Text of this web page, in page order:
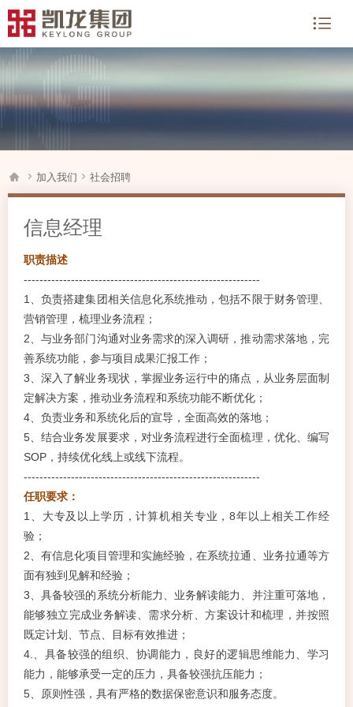

  加入我们  社会招聘
信息经理
职责描述
------------------------------------------------------------
1、负责搭建集团相关信息化系统推动，包括不限于财务管理、
营销管理，梳理业务流程；
2、与业务部门沟通对业务需求的深入调研，推动需求落地，完
善系统功能，参与项目成果汇报工作；
3、深入了解业务现状，掌握业务运行中的痛点，从业务层面制
定解决方案，推动业务流程和系统功能不断优化；
4、负责业务和系统化后的宣导，全面高效的落地；
5、结合业务发展要求，对业务流程进行全面梳理，优化、编写
SOP，持续优化线上或线下流程。
------------------------------------------------------------
任职要求：
1、大专及以上学历，计算机相关专业，8年以上相关工作经
验；
2、有信息化项目管理和实施经验，在系统拉通、业务拉通等方
面有独到见解和经验；
3、具备较强的系统分析能力、业务解读能力、并注重可落地，
能够独立完成业务解读、需求分析、方案设计和梳理，并按照
既定计划、节点、目标有效推进；
4.、具备较强的组织、协调能力，良好的逻辑思维能力、学习
能力，能够承受一定的压力，具备较强抗压能力；
5、原则性强，具有严格的数据保密意识和服务态度。